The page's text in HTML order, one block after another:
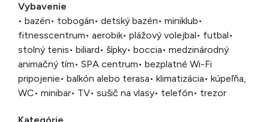
Vybavenie
• bazén• tobogán• detský bazén• miniklub•
fitnesscentrum• aerobik• plážový volejbal• futbal•
stolný tenis• biliard• šípky• boccia• medzinárodný
animačný tím• SPA centrum• bezplatné Wi-Fi
pripojenie• balkón alebo terasa• klimatizácia• kúpeľňa,
WC• minibar• TV• sušič na vlasy• telefón• trezor